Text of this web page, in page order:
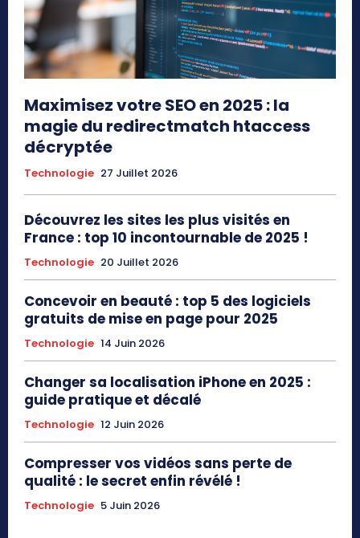
Maximisez votre SEO en 2025 : la
magie du redirectmatch htaccess
décryptée
Technologie 27 Juillet 2026
Découvrez les sites les plus visités en
France : top 10 incontournable de 2025 !
Technologie 20 Juillet 2026
Concevoir en beauté : top 5 des logiciels
gratuits de mise en page pour 2025
Technologie 14 Juin 2026
Changer sa localisation iPhone en 2025 :
guide pratique et décalé
Technologie 12 Juin 2026
Compresser vos vidéos sans perte de
qualité : le secret enfin révélé !
Technologie 5 Juin 2026